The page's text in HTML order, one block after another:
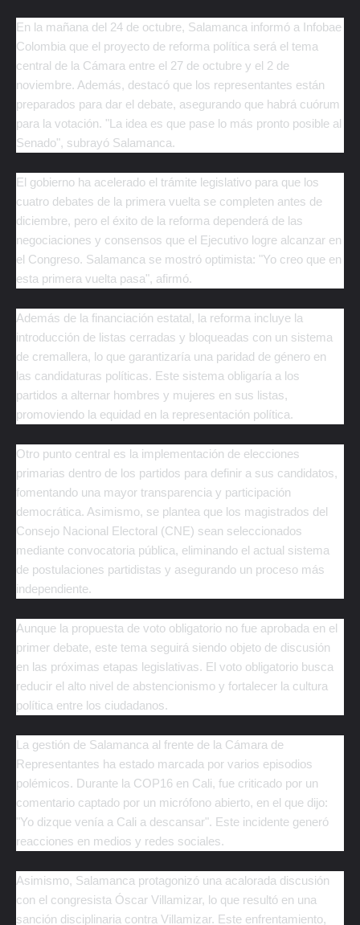
En la mañana del 24 de octubre, Salamanca informó a Infobae
Colombia que el proyecto de reforma política será el tema
central de la Cámara entre el 27 de octubre y el 2 de
noviembre. Además, destacó que los representantes están
preparados para dar el debate, asegurando que habrá cuórum
para la votación. "La idea es que pase lo más pronto posible al
Senado", subrayó Salamanca.
El gobierno ha acelerado el trámite legislativo para que los
cuatro debates de la primera vuelta se completen antes de
diciembre, pero el éxito de la reforma dependerá de las
negociaciones y consensos que el Ejecutivo logre alcanzar en
el Congreso. Salamanca se mostró optimista: "Yo creo que en
esta primera vuelta pasa", afirmó.
Además de la financiación estatal, la reforma incluye la
introducción de listas cerradas y bloqueadas con un sistema
de cremallera, lo que garantizaría una paridad de género en
las candidaturas políticas. Este sistema obligaría a los
partidos a alternar hombres y mujeres en sus listas,
promoviendo la equidad en la representación política.
Otro punto central es la implementación de elecciones
primarias dentro de los partidos para definir a sus candidatos,
fomentando una mayor transparencia y participación
democrática. Asimismo, se plantea que los magistrados del
Consejo Nacional Electoral (CNE) sean seleccionados
mediante convocatoria pública, eliminando el actual sistema
de postulaciones partidistas y asegurando un proceso más
independiente.
Aunque la propuesta de voto obligatorio no fue aprobada en el
primer debate, este tema seguirá siendo objeto de discusión
en las próximas etapas legislativas. El voto obligatorio busca
reducir el alto nivel de abstencionismo y fortalecer la cultura
política entre los ciudadanos.
La gestión de Salamanca al frente de la Cámara de
Representantes ha estado marcada por varios episodios
polémicos. Durante la COP16 en Cali, fue criticado por un
comentario captado por un micrófono abierto, en el que dijo:
"Yo dizque venía a Cali a descansar". Este incidente generó
reacciones en medios y redes sociales.
Asimismo, Salamanca protagonizó una acalorada discusión
con el congresista Óscar Villamizar, lo que resultó en una
sanción disciplinaria contra Villamizar. Este enfrentamiento,